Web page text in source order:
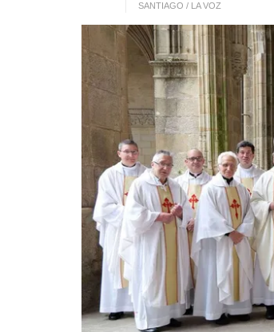
SANTIAGO / LA VOZ